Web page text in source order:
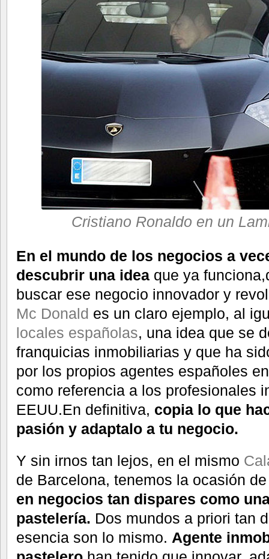
Cristiano Ronaldo en un
En el mundo de los negocios a
descubrir una idea que ya
buscar ese negocio innovador y
Mc Donald es un claro ejemplo, al
locales españolas, una idea que se
franquicias inmobiliarias y que ha
por los propios agentes españoles
como referencia a los profesionales
EEUU.En definitiva, copia lo que
pasión y adaptalo a tu negocio.
Y sin irnos tan lejos, en el mismo
de Barcelona, tenemos la ocasión
en negocios tan dispares como
pastelería. Dos mundos a priori tan
esencia son lo mismo. Agente